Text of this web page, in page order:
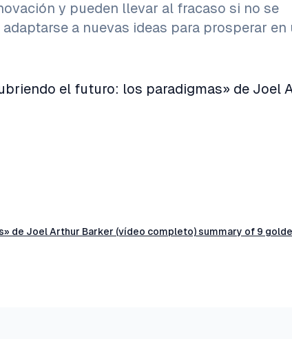
y pueden llevar al fracaso si no se
a nuevas ideas para prosperar en
el futuro: los paradigmas» de Joel
de Joel Arthur Barker (vídeo completo) summary of 9